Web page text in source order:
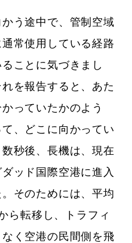
う途中で、管制空域
常使用している経路
ことに気づきまし
を報告すると、あた
っていたかのよう
、どこに向かってい
秒後、長機は、現在
ッド国際空港に進入
そのためには、平均
ら転移し、トラフィ
く空港の民間側を飛